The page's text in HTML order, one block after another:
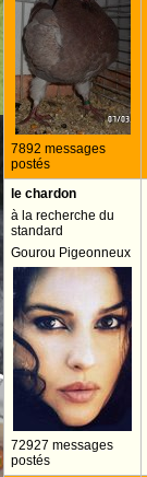
7892 messages
postés
le chardon
à la recherche du
standard
Gourou Pigeonneux
72927 messages
postés